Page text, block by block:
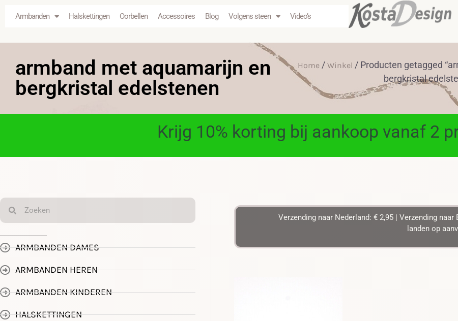
Armbanden Halskettingen Oorbellen Accessoires Blog Volgens steen Video’s
armband met aquamarijn en
bergkristal edelstenen
Home/ Winkel / Producten getagged
bergkristal
Krijg 10% korting bij aankoop vanaf 2
ARMBANDEN DAMES
ARMBANDEN HEREN
ARMBANDEN KINDEREN
HALSKETTINGEN
Verzending naar Nederland: € 2,95 | Verzending
landen op